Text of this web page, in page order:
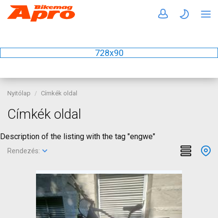
728x90
Nyitólap Címkék oldal
Címkék oldal
Description of the listing with the tag "engwe"
Rendezés: